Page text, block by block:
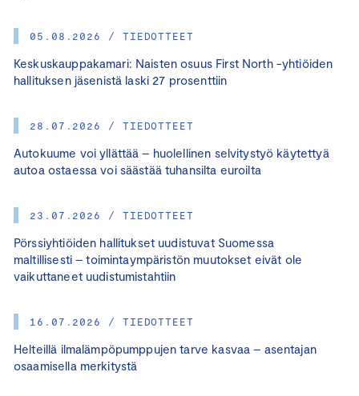
05.08.2026 / TIEDOTTEET
Keskuskauppakamari: Naisten osuus First North -yhtiöiden
hallituksen jäsenistä laski 27 prosenttiin
28.07.2026 / TIEDOTTEET
Autokuume voi yllättää – huolellinen selvitystyö käytettyä
autoa ostaessa voi säästää tuhansilta euroilta
23.07.2026 / TIEDOTTEET
Pörssiyhtiöiden hallitukset uudistuvat Suomessa
maltillisesti – toimintaympäristön muutokset eivät ole
vaikuttaneet uudistumistahtiin
16.07.2026 / TIEDOTTEET
Helteillä ilmalämpöpumppujen tarve kasvaa – asentajan
osaamisella merkitystä